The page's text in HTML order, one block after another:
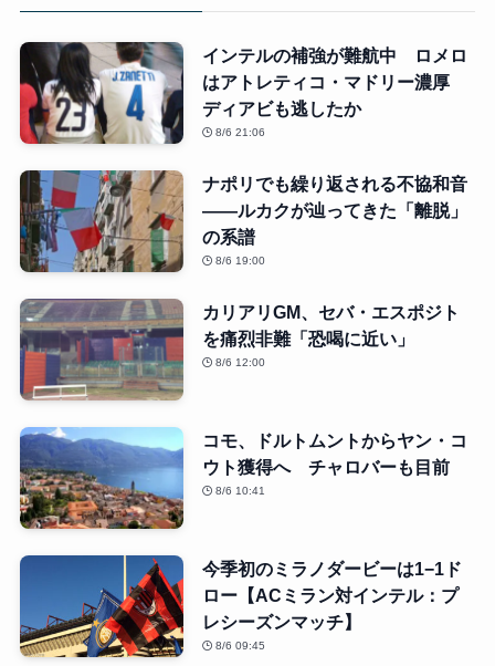
インテルの補強が難航中 ロメロ
はアトレティコ・マドリー濃厚
ディアビも逃したか
8/6 21:06
ナポリでも繰り返される不協和音
――ルカクが辿ってきた「離脱」
の系譜
8/6 19:00
カリアリGM、セバ・エスポジト
を痛烈非難「恐喝に近い」
8/6 12:00
コモ、ドルトムントからヤン・コ
ウト獲得へ チャロバーも目前
8/6 10:41
今季初のミラノダービーは1−1ド
ロー【ACミラン対インテル：プ
レシーズンマッチ】
8/6 09:45